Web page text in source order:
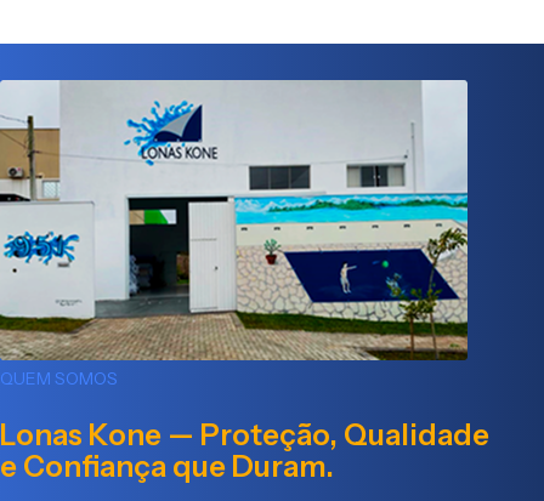
QUEM SOMOS
Lonas Kone — Proteção, Qualidade
e Confiança que Duram.